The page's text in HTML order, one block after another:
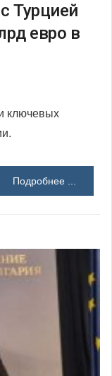
Турцией
евро в
ключевых
Подробнее ...